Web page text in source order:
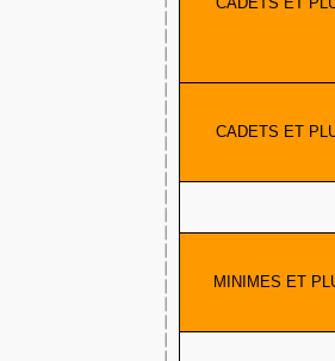
CADETS ET
MINIMES ET